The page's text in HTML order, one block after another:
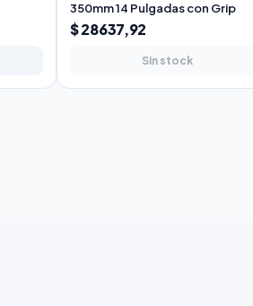
350mm 14 Pulgadas con Grip
$ 28637,92
Sin stock